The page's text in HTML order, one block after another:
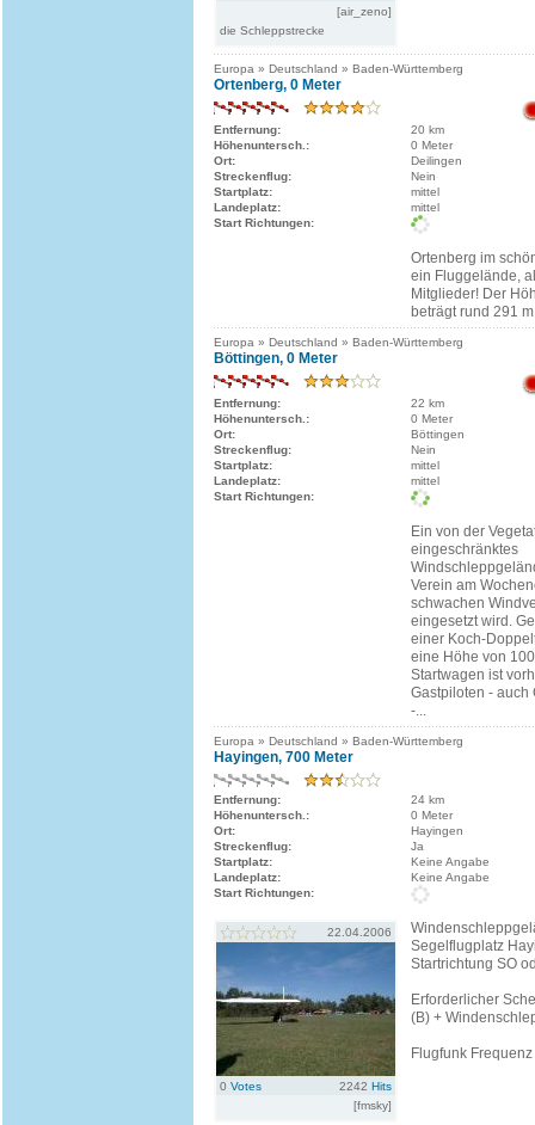
[air_zeno]
die Schleppstrecke
Europa » Deutschland » Baden-Württemberg
Ortenberg, 0 Meter
Entfernung:
20 km
Höhenuntersch.:
0 Meter
Ort:
Deilingen
Streckenflug:
Nein
Startplatz:
mittel
Landeplatz:
mittel
Start Richtungen:
Ortenberg im
ein Fluggelände,
Mitglieder! Der
beträgt rund 291
Europa » Deutschland » Baden-Württemberg
Böttingen, 0 Meter
Entfernung:
22 km
Höhenuntersch.:
0 Meter
Ort:
Böttingen
Streckenflug:
Nein
Startplatz:
mittel
Landeplatz:
mittel
Start Richtungen:
Ein von der
eingeschränktes
Verein am
schwachen
eingesetzt wird.
einer Koch-
eine Höhe von
Startwagen ist
Gastpiloten - auch
-...
Europa » Deutschland » Baden-Württemberg
Hayingen, 700 Meter
Entfernung:
24 km
Höhenuntersch.:
0 Meter
Ort:
Hayingen
Streckenflug:
Ja
Startplatz:
Keine Angabe
Landeplatz:
Keine Angabe
Start Richtungen:
22.04.2006
0 Votes 2242 Hits
[fmsky]
Segelflugplatz
Startrichtung SO
Erforderlicher
(B) +
Flugfunk